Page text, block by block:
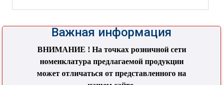
Важная информация
ВНИМАНИЕ ! На точках розничной сети
номенклатура предлагаемой продукции
может отличаться от представленного на